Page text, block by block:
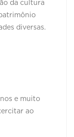
da cultura
diversas.
e muito
ao